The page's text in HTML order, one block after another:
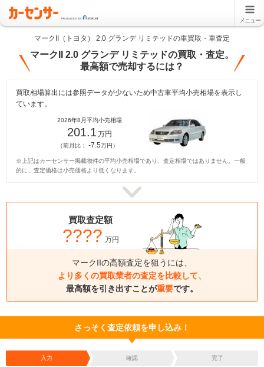
メニュー
マークII（トヨタ） 2.0 グランデ リミテッドの車買取・車査定
マークII 2.0 グランデ リミテッドの買取・査定。
最高額で売却するには？
買取相場算出には参照データが少ないため中古車平均小売相場を表示し
ています。
2026年8月平均小売相場
201.1 万円
（前月比： -7.5万円）
※上記はカーセンサー掲載物件の平均小売相場であり、査定相場ではありません。一般
的に、査定価格は小売価格より低くなります。
買取査定額
???? 万円
マークIIの高額査定を狙うには、
より多くの買取業者の査定を比較して、
最高額を引き出すことが重要です。
さっそく査定依頼を申し込み！
入力 確認 完了